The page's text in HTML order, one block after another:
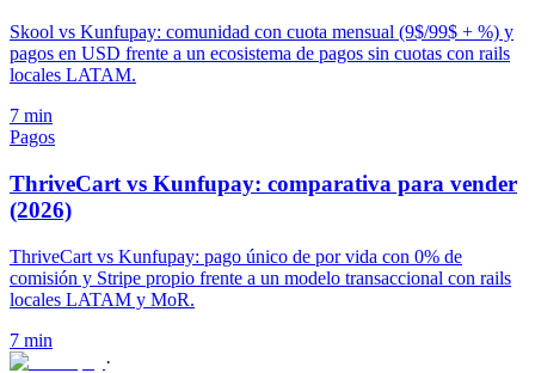
Skool vs Kunfupay: comunidad con cuota mensual (9$/99$ + %) y
pagos en USD frente a un ecosistema de pagos sin cuotas con rails
locales LATAM.
7 min
Pagos
ThriveCart vs Kunfupay: comparativa para vender
(2026)
ThriveCart vs Kunfupay: pago único de por vida con 0% de
comisión y Stripe propio frente a un modelo transaccional con rails
locales LATAM y MoR.
7 min
·